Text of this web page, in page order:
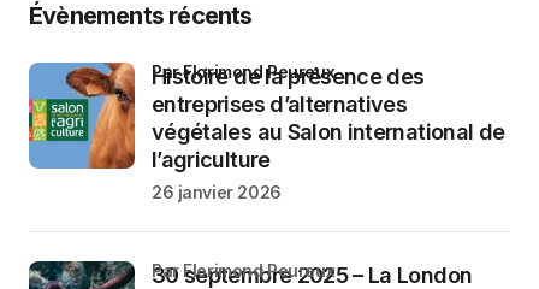
Évènements récents
Histoire de la présence des
entreprises d’alternatives
végétales au Salon international de
l’agriculture
par Florimond Peureux
26 janvier 2026
30 septembre 2025 – La London
par Florimond Peureux